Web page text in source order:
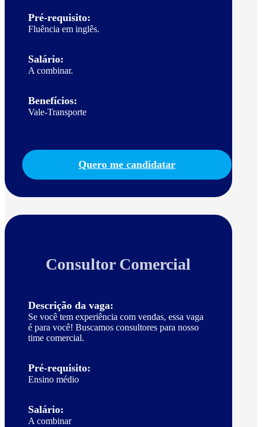
Pré-requisito:
Fluência em inglês.
Salário:
A combinar.
Benefícios:
Vale-Transporte
Quero me candidatar
Consultor Comercial
Descrição da vaga:
Se você tem experiência com vendas, essa vaga
é para você! Buscamos consultores para nosso
time comercial.
Pré-requisito:
Ensino médio
Salário:
A combinar